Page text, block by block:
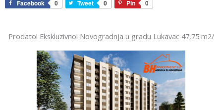
Facebook 0 Tweet 0 Pin 0
Prodato! Ekskluzivno! Novogradnja u gradu Lukavac 47,75 m2/